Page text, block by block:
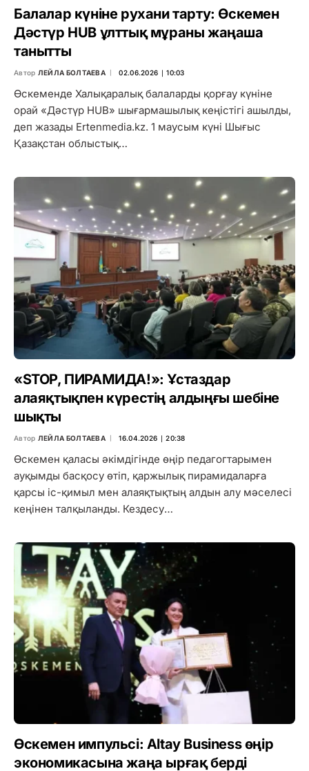
Балалар күніне рухани тарту: Өскемен
Дәстүр HUB ұлттық мұраны жаңаша
танытты
Автор ЛЕЙЛА БОЛТАЕВА 02.06.2026 ∣ 10:03
Өскеменде Халықаралық балаларды қорғау күніне
орай «Дәстүр HUB» шығармашылық кеңістігі ашылды,
деп жазады Ertenmedia.kz. 1 маусым күні Шығыс
Қазақстан облыстық…
«STOP, ПИРАМИДА!»: Ұстаздар
алаяқтықпен күрестің алдыңғы шебіне
шықты
Автор ЛЕЙЛА БОЛТАЕВА 16.04.2026 ∣ 20:38
Өскемен қаласы әкімдігінде өңір педагогтарымен
ауқымды басқосу өтіп, қаржылық пирамидаларға
қарсы іс-қимыл мен алаяқтықтың алдын алу мәселесі
кеңінен талқыланды. Кездесу…
Өскемен импульсі: Altay Business өңір
экономикасына жаңа ырғақ берді